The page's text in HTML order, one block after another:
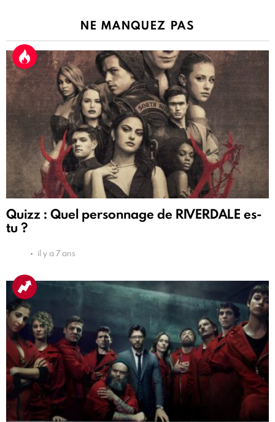
NE MANQUEZ PAS
Quizz : Quel personnage de RIVERDALE es-
tu ?
il y a 7 ans